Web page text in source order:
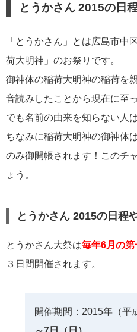
とうかさん 2015の日
「とうかさん」とは広島市中
荷大明神」のお祭りです。
御神体の稲荷大明神の稲荷を
音読みしたことから現在に至
でも名前の由来を知らない人
ちなみに稲荷大明神の御神体
のみ御開帳されます！このチ
ょう。
とうかさん 2015の日程
とうかさん大祭は毎年6月の第
３日間開催されます。
開催期間：2015年（平